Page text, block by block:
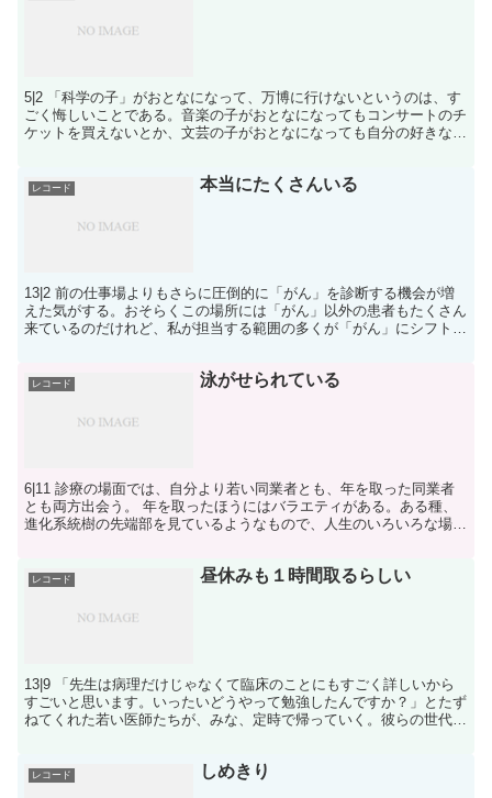
5|2 「科学の子」がおとなになって、万博に行けないというのは、す
ごく悔しいことである。音楽の子がおとなになってもコンサートのチ
ケットを買えないとか、文芸の子がおとなになっても自分の好きな本
レコード 本当にたくさんいる
13|2 前の仕事場よりもさらに圧倒的に「がん」を診断する機会が増
えた気がする。おそらくこの場所には「がん」以外の患者もたくさん
来ているのだけれど、私が担当する範囲の多くが「がん」にシフトし
レコード 泳がせられている
6|11 診療の場面では、自分より若い同業者とも、年を取った同業者
とも両方出会う。 年を取ったほうにはバラエティがある。ある種、
進化系統樹の先端部を見ているようなもので、人生のいろいろな場面
レコード 昼休みも１時間取るらしい
13|9 「先生は病理だけじゃなくて臨床のことにもすごく詳しいから
すごいと思います。いったいどうやって勉強したんですか？」とたず
ねてくれた若い医師たちが、みな、定時で帰っていく。彼らの世代
レコード しめきり